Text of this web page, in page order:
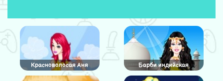
Красноволосая Аня
Барби индийская
принцесса